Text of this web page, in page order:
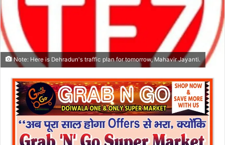
i
Note: Here is Dehradun's traffic plan for tomorrow, Mahavir Jayanti.